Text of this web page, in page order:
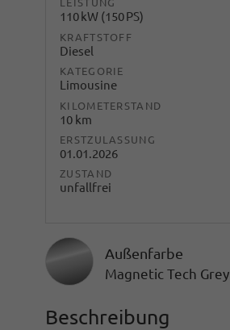
LEISTUNG
110 kW (150 PS)
KRAFTSTOFF
Diesel
KATEGORIE
Limousine
KILOMETERSTAND
10 km
ERSTZULASSUNG
01.01.2026
ZUSTAND
unfallfrei
Außenfarbe
Magnetic Tech Grey
Beschreibung